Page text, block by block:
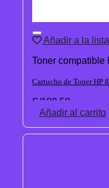
Añadir a la
Toner compatible
Cartucho de Toner HP
S/189.50
Añadir al carrito